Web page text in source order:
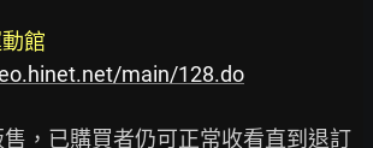
館
main/128.do